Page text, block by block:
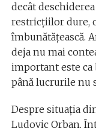
decât
restricțiilor dure,
îmbunătățească.
deja nu mai
important este ca
până lucrurile nu
Despre situația
Ludovic Orban.